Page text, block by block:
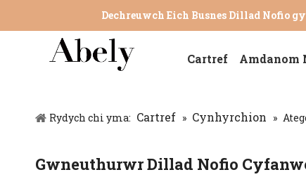
Dechreuwch Eich Busnes Dillad Nofio
Cartref Amdanom
Rydych chi yma: Cartref » Cynhyrchion »
Gwneuthurwr Dillad Nofio